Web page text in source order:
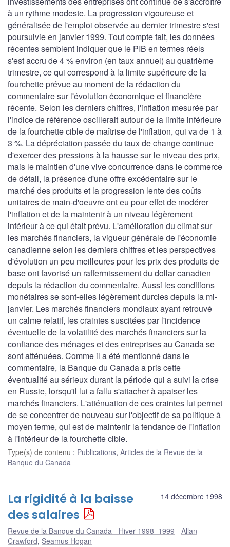
à un rythme modeste. La progression vigoureuse et
généralisée de l'emploi observée au dernier trimestre s'est
poursuivie en janvier 1999. Tout compte fait, les données
récentes semblent indiquer que le PIB en termes réels
s'est accru de 4 % environ (en taux annuel) au quatrième
trimestre, ce qui correspond à la limite supérieure de la
fourchette prévue au moment de la rédaction du
commentaire sur l'évolution économique et financière
récente. Selon les derniers chiffres, l'inflation mesurée par
l'indice de référence oscillerait autour de la limite inférieure
de la fourchette cible de maîtrise de l'inflation, qui va de 1 à
3 %. La dépréciation passée du taux de change continue
d'exercer des pressions à la hausse sur le niveau des prix,
mais le maintien d'une vive concurrence dans le commerce
de détail, la présence d'une offre excédentaire sur le
marché des produits et la progression lente des coûts
unitaires de main-d'oeuvre ont eu pour effet de modérer
l'inflation et de la maintenir à un niveau légèrement
inférieur à ce qui était prévu. L'amélioration du climat sur
les marchés financiers, la vigueur générale de l'économie
canadienne selon les derniers chiffres et les perspectives
d'évolution un peu meilleures pour les prix des produits de
base ont favorisé un raffermissement du dollar canadien
depuis la rédaction du commentaire. Aussi les conditions
monétaires se sont-elles légèrement durcies depuis la mi-
janvier. Les marchés financiers mondiaux ayant retrouvé
un calme relatif, les craintes suscitées par l'incidence
éventuelle de la volatilité des marchés financiers sur la
confiance des ménages et des entreprises au Canada se
sont atténuées. Comme il a été mentionné dans le
commentaire, la Banque du Canada a pris cette
éventualité au sérieux durant la période qui a suivi la crise
en Russie, lorsqu'il lui a fallu s'attacher à apaiser les
marchés financiers. L'atténuation de ces craintes lui permet
de se concentrer de nouveau sur l'objectif de sa politique à
moyen terme, qui est de maintenir la tendance de l'inflation
à l'intérieur de la fourchette cible.
Type(s) de contenu : Publications, Articles de la Revue de la
Banque du Canada
14 décembre 1998
La rigidité à la baisse
des salaires
Revue de la Banque du Canada - Hiver 1998–1999
Allan
Crawford, Seamus Hogan